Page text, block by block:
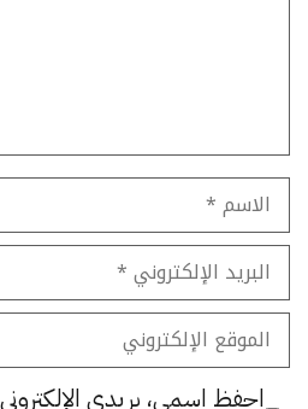
الاسم
البريد
الإلكتروني
الموقع
الإلكتروني
احفظ اسمي، بريدي